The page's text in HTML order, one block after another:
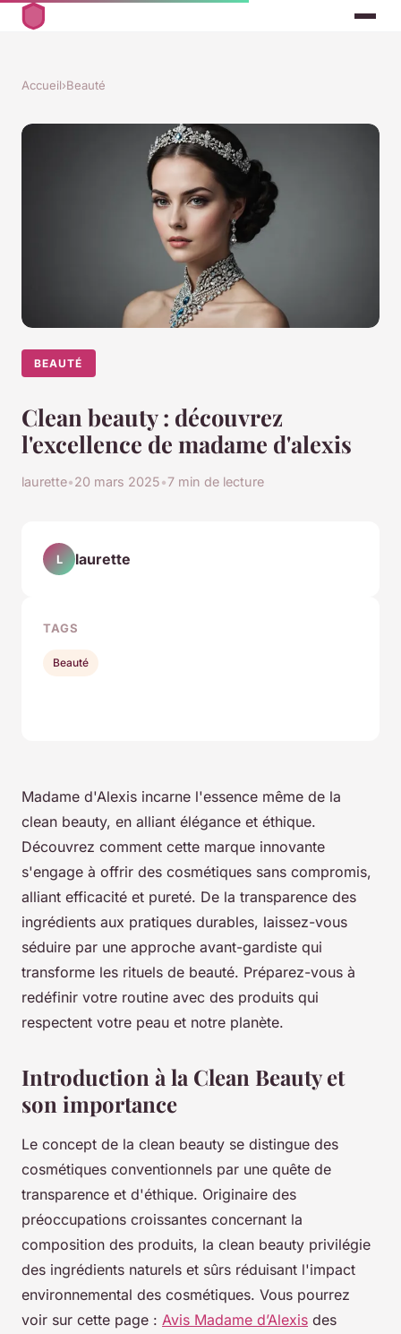
Accueil›Beauté
BEAUTÉ
Clean beauty : découvrez
l'excellence de madame d'alexis
laurette•20 mars 2025•7 min de lecture
Madame d'Alexis incarne l'essence même de la
clean beauty, en alliant élégance et éthique.
Découvrez comment cette marque innovante
s'engage à offrir des cosmétiques sans compromis,
alliant efficacité et pureté. De la transparence des
ingrédients aux pratiques durables, laissez-vous
séduire par une approche avant-gardiste qui
transforme les rituels de beauté. Préparez-vous à
redéfinir votre routine avec des produits qui
respectent votre peau et notre planète.
Introduction à la Clean Beauty et
son importance
Le concept de la clean beauty se distingue des
cosmétiques conventionnels par une quête de
transparence et d'éthique. Originaire des
préoccupations croissantes concernant la
composition des produits, la clean beauty privilégie
des ingrédients naturels et sûrs réduisant l'impact
environnemental des cosmétiques. Vous pourrez
voir sur cette page : Avis Madame d’Alexis des
L laurette
TAGS
Beauté